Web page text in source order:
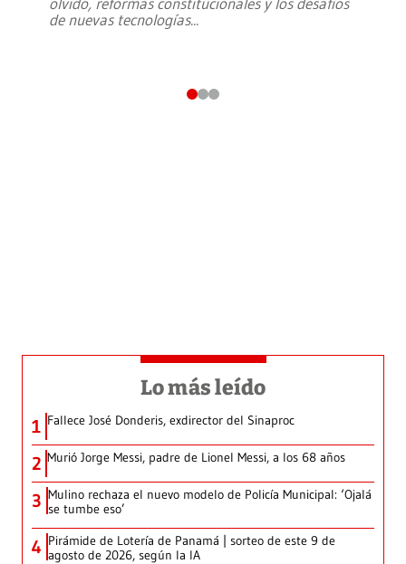
de nuevas tecnologías...
Lo más leído
1 Fallece José Donderis, exdirector del Sinaproc
2 Murió Jorge Messi, padre de Lionel Messi, a los 68 años
3 Mulino rechaza el nuevo modelo de Policía Municipal: ‘Ojalá
se tumbe eso’
4 Pirámide de Lotería de Panamá | sorteo de este 9 de
agosto de 2026, según la IA